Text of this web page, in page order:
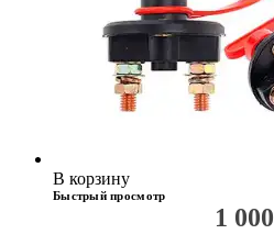
В корзину
Быстрый просмотр
1 000